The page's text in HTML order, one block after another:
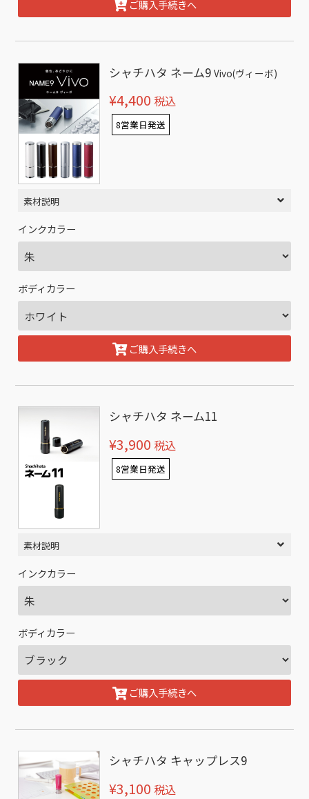
ご購入手続きへ
シャチハタ ネーム9Vivo(ヴィーボ)
¥4,400 税込
8営業日発送
素材説明
インクカラー
ボディカラー
ご購入手続きへ
シャチハタ ネーム11
¥3,900 税込
8営業日発送
素材説明
インクカラー
ボディカラー
ご購入手続きへ
シャチハタ キャップレス9
¥3,100 税込